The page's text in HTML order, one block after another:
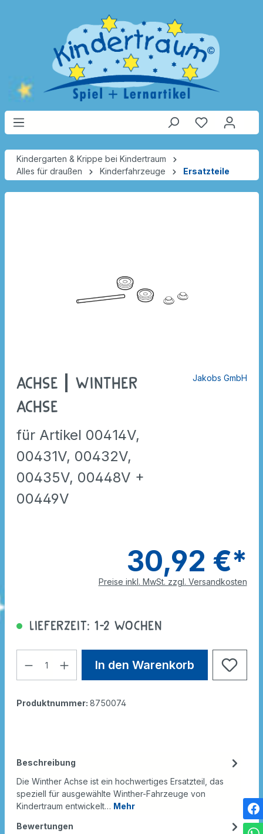
Kindergarten & Krippe bei Kindertraum
Alles für draußen
Kinderfahrzeuge Ersatzteile
Achse | Winther
Achse
für Artikel 00414V,
00431V, 00432V,
00435V, 00448V +
00449V
Jakobs GmbH
30,92 €*
Preise inkl. MwSt. zzgl. Versandkosten
Lieferzeit: 1-2 Wochen
In den Warenkorb
Produktnummer: 8750074
Beschreibung
Die Winther Achse ist ein hochwertiges Ersatzteil, das
speziell für ausgewählte Winther-Fahrzeuge von
Kindertraum entwickelt… Mehr
Bewertungen